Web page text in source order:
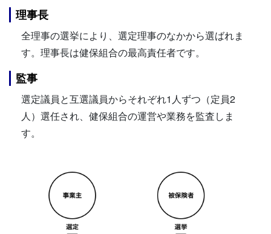
理事長
全理事の選挙により、選定理事のなかから選ばれま
す。理事長は健保組合の最高責任者です。
監事
選定議員と互選議員からそれぞれ1人ずつ（定員2
人）選任され、健保組合の運営や業務を監査しま
す。